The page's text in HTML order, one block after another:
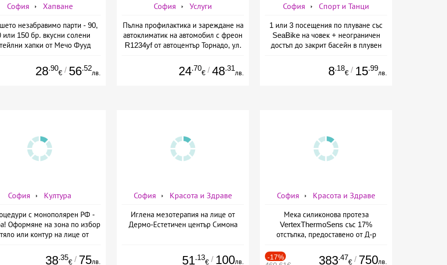
София Хапване
незабравимо парти - 90,
или 150 бр. вкусни солени
хапки от Мечо Фууд
28.90
€ / 56.52
лв.
София Услуги
Пълна профилактика и зареждане на
автоклиматик на автомобил с фреон
R1234yf от автоцентър Торнадо, ул.
24.70
€ / 48.31
лв.
София Спорт и Танци
1 или 3 посещения по плуване със
SeaBike на човек + неограничен
достъп до закрит басейн в плувен
8.18
€ / 15.99
лв.
София Култура
с монополярен РФ -
Оформяне на зона по избор
или контур на лице от
38.35
€ / 75лв.
София Красота и Здраве
Иглена мезотерапия на лице от
Дермо-Естетичен център Симона
51.13
€ / 100лв.
София Красота и Здраве
Мека силиконова протеза
VertexThermoSens със 17%
отстъпка, предоставено от Д-р
-17% 383.47
€ / 750лв.